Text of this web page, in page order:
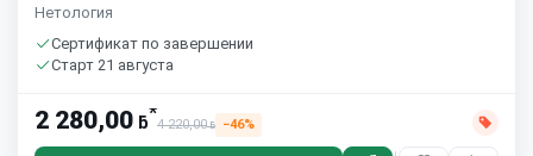
Нетология
Сертификат по завершении
Старт 21 августа
2 280,00 ƃ*
4 220,00ƃ −46%